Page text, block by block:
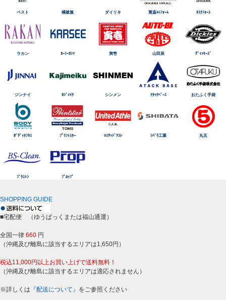
ベスト 橘被服 ダイリキ 寛斎ﾕﾆﾌｫｰﾑ ﾀｽｸﾌｫｰｽ
ラカン ｶｰｼｰｶｼﾏ 寅壱 山田辰 ﾃﾞｨｯｷｰｽﾞ
ジンナイ ｶｼﾞﾒｲｸ シンメン ｱﾀｯｸﾍﾞｰｽ おたふく手袋
ﾎﾞﾃﾞｨﾀﾌﾈｽ ﾌﾟﾘﾝﾄｽﾀｰ ﾕﾆﾃｯﾄﾞｱｽﾚ ｼﾊﾞﾗ工業 丸五
ﾌﾞﾗｽﾄﾝ ﾌﾟﾛｯﾌﾟ
SHOPPING GUIDE
■宅配便 （ゆうぱっくまたは福山通運）
全国一律 660 円
（沖縄及び離島に該当するエリアは1,650円）
税込11,000円以上お買い上げで送料無料！
（沖縄及び離島に該当するエリアは適応されません）
※詳しくは 『配送について』 をご参照ください